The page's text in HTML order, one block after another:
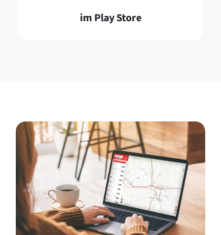
im Play Store